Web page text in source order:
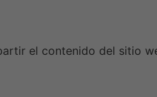
el contenido del sitio